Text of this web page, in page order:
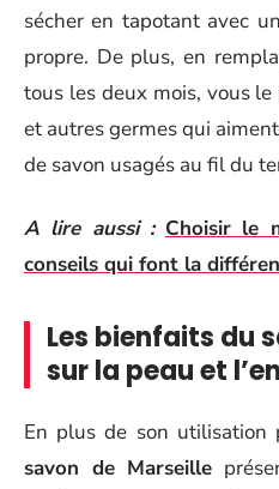
sécher en tapotant avec
propre. De plus, en
tous les deux mois, vous
et autres germes qui
de savon usagés au fil du
A lire aussi : Choisir le
conseils qui font la
Les bienfaits du
sur la peau et
En plus de son
savon de Marseille